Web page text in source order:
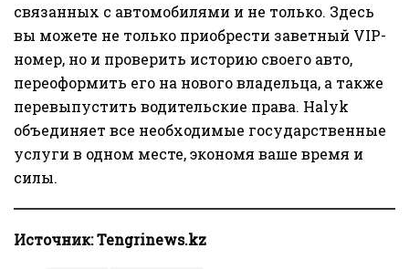
связанных с автомобилями и не только. Здесь
вы можете не только приобрести заветный VIP-
номер, но и проверить историю своего авто,
переоформить его на нового владельца, а также
перевыпустить водительские права. Halyk
объединяет все необходимые государственные
услуги в одном месте, экономя ваше время и
силы.
Источник:Tengrinews.kz